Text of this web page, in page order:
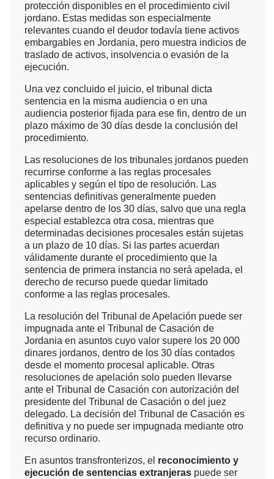
protección disponibles en el procedimiento civil
jordano. Estas medidas son especialmente
relevantes cuando el deudor todavía tiene activos
embargables en Jordania, pero muestra indicios de
traslado de activos, insolvencia o evasión de la
ejecución.
Una vez concluido el juicio, el tribunal dicta
sentencia en la misma audiencia o en una
audiencia posterior fijada para ese fin, dentro de un
plazo máximo de 30 días desde la conclusión del
procedimiento.
Las resoluciones de los tribunales jordanos pueden
recurrirse conforme a las reglas procesales
aplicables y según el tipo de resolución. Las
sentencias definitivas generalmente pueden
apelarse dentro de los 30 días, salvo que una regla
especial establezca otra cosa, mientras que
determinadas decisiones procesales están sujetas
a un plazo de 10 días. Si las partes acuerdan
válidamente durante el procedimiento que la
sentencia de primera instancia no será apelada, el
derecho de recurso puede quedar limitado
conforme a las reglas procesales.
La resolución del Tribunal de Apelación puede ser
impugnada ante el Tribunal de Casación de
Jordania en asuntos cuyo valor supere los 20 000
dinares jordanos, dentro de los 30 días contados
desde el momento procesal aplicable. Otras
resoluciones de apelación solo pueden llevarse
ante el Tribunal de Casación con autorización del
presidente del Tribunal de Casación o del juez
delegado. La decisión del Tribunal de Casación es
definitiva y no puede ser impugnada mediante otro
recurso ordinario.
En asuntos transfronterizos, el reconocimiento y
ejecución de sentencias extranjeras puede ser